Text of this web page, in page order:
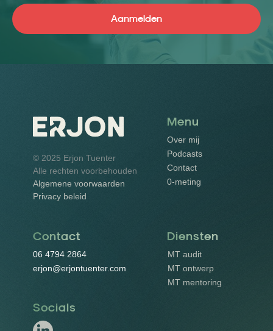
Aanmelden
06 4794 2864
erjon@erjontuenter.com
Over mij
Podcasts
Contact
0-meting
Menu
Contact
Socials
MT audit
MT ontwerp
MT mentoring
Diensten
© 2025 Erjon Tuenter
Alle rechten voorbehouden
Algemene voorwaarden
Privacy beleid